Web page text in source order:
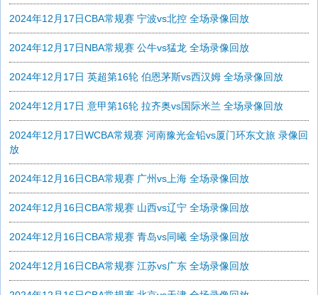
2024年12月17日CBA常规赛 宁波vs北控 全场录像回放
2024年12月17日NBA常规赛 公牛vs猛龙 全场录像回放
2024年12月17日 英超第16轮 伯恩茅斯vs西汉姆 全场录像回放
2024年12月17日 意甲第16轮 拉齐奥vs国际米兰 全场录像回放
2024年12月17日WCBA常规赛 河南豫光金铅vs厦门环东文旅 录像回
放
2024年12月16日CBA常规赛 广州vs上海 全场录像回放
2024年12月16日CBA常规赛 山西vs辽宁 全场录像回放
2024年12月16日CBA常规赛 青岛vs同曦 全场录像回放
2024年12月16日CBA常规赛 江苏vs广东 全场录像回放